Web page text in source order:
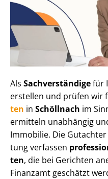
Als Sachverständigefür
erstellen und prüfen wir
ten in Schöllnach im
ermitteln unabhängig
Immobilie. Die
tung verfassen
ten, die bei Gerichten
Finanzamt geschätzt